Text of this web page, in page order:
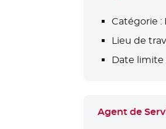
Catégorie :
Lieu de
Date limite
Agent de